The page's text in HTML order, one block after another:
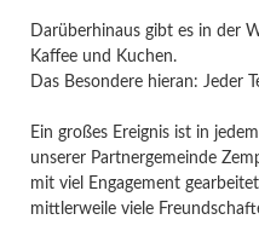
Darüberhinaus gibt es in der
Kaffee und Kuchen.
Das Besondere hieran: Jeder
Ein großes Ereignis ist in
unserer Partnergemeinde
mit viel Engagement
mittlerweile viele